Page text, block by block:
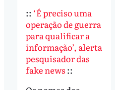
:: ‘É preciso uma
operação de guerra
para qualificar a
informação’, alerta
pesquisador das
fake news ::